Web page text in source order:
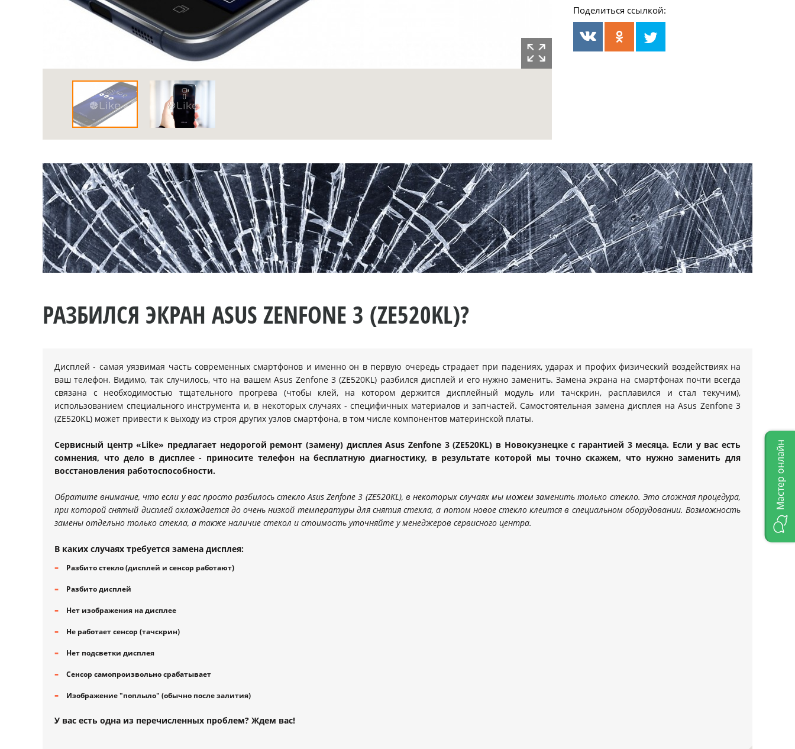
Поделиться ссылкой:
РАЗБИЛСЯ ЭКРАН ASUS ZENFONE 3 (ZE520KL)?
Дисплей - самая уязвимая часть современных смартфонов и именно он в первую очередь страдает при падениях, ударах и профих физический воздействиях на
ваш телефон. Видимо, так случилось, что на вашем Asus Zenfone 3 (ZE520KL) разбился дисплей и его нужно заменить. Замена экрана на смартфонах почти всегда
связана с необходимостью тщательного прогрева (чтобы клей, на котором держится дисплейный модуль или тачскрин, расплавился и стал текучим),
использованием специального инструмента и, в некоторых случаях - специфичных материалов и запчастей. Самостоятельная замена дисплея на Asus Zenfone 3
(ZE520KL) может привести к выходу из строя других узлов смартфона, в том числе компонентов материнской платы.
Сервисный центр «Like» предлагает недорогой ремонт (замену) дисплея Asus Zenfone 3 (ZE520KL) в Новокузнецке с гарантией 3 месяца. Если у вас есть
сомнения, что дело в дисплее - приносите телефон на бесплатную диагностику, в результате которой мы точно скажем, что нужно заменить для
восстановления работоспособности.
Обратите внимание, что если у вас просто разбилось стекло Asus Zenfone 3 (ZE520KL), в некоторых случаях мы можем заменить только стекло. Это сложная процедура,
при которой снятый дисплей охлаждается до очень низкой температуры для снятия стекла, а потом новое стекло клеится в специальном оборудовании. Возможность
замены отдельно только стекла, а также наличие стекол и стоимость уточняйте у менеджеров сервисного центра.
В каких случаях требуется замена дисплея:
Разбито стекло (дисплей и сенсор работают)
Разбито дисплей
Нет изображения на дисплее
Не работает сенсор (тачскрин)
Нет подсветки дисплея
Сенсор самопроизвольно срабатывает
Изображение "поплыло" (обычно после залития)
У вас есть одна из перечисленных проблем? Ждем вас!
Мастер онлайн